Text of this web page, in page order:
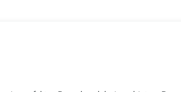
PR-Zwecken für das schnellste Fahrgastschiff